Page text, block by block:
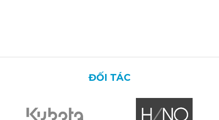
ĐỐI TÁC